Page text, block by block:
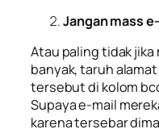
Jangan mass
Atau paling tidak jika
banyak, taruh
tersebut di kolom
Supaya e-mail
karena tersebar